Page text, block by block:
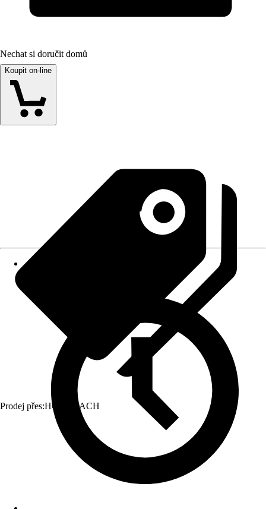
Nechat si doručit domů
Koupit on-line
Prodej přes:HORNBACH